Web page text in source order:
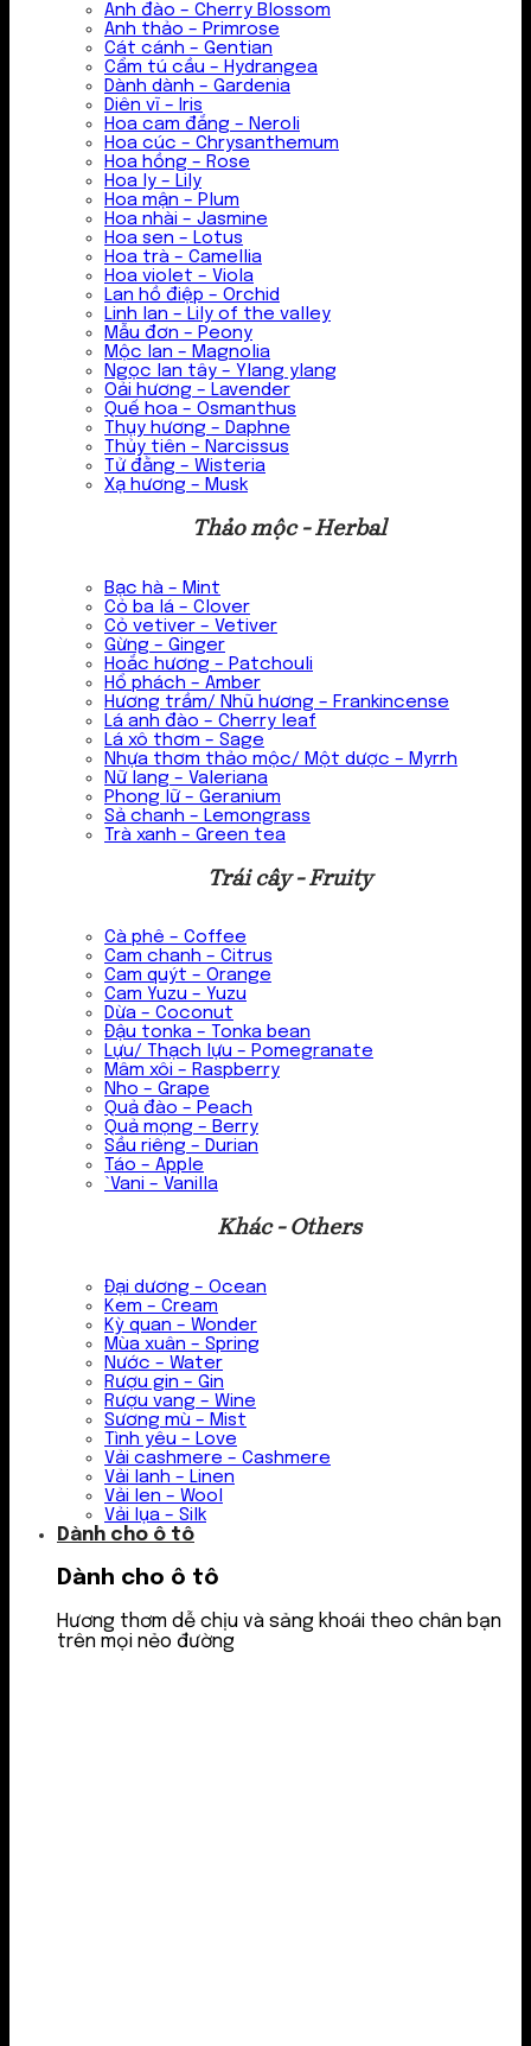
Anh đào – Cherry Blossom
Anh thảo – Primrose
Cát cánh – Gentian
Cẩm tú cầu – Hydrangea
Dành dành – Gardenia
Diên vĩ – Iris
Hoa cam đắng – Neroli
Hoa cúc – Chrysanthemum
Hoa hồng – Rose
Hoa ly – Lily
Hoa mận – Plum
Hoa nhài – Jasmine
Hoa sen – Lotus
Hoa trà – Camellia
Hoa violet – Viola
Lan hồ điệp – Orchid
Linh lan – Lily of the valley
Mẫu đơn – Peony
Mộc lan – Magnolia
Ngọc lan tây – Ylang ylang
Oải hương – Lavender
Quế hoa – Osmanthus
Thụy hương – Daphne
Thủy tiên – Narcissus
Tử đằng – Wisteria
Xạ hương – Musk
Thảo mộc - Herbal
Bạc hà – Mint
Cỏ ba lá – Clover
Cỏ vetiver – Vetiver
Gừng – Ginger
Hoắc hương – Patchouli
Hổ phách – Amber
Hương trầm/ Nhũ hương – Frankincense
Lá anh đào – Cherry leaf
Lá xô thơm – Sage
Nhựa thơm thảo mộc/ Một dược – Myrrh
Nữ lang – Valeriana
Phong lữ – Geranium
Sả chanh – Lemongrass
Trà xanh – Green tea
Trái cây - Fruity
Cà phê – Coffee
Cam chanh – Citrus
Cam quýt – Orange
Cam Yuzu – Yuzu
Dừa – Coconut
Đậu tonka – Tonka bean
Lựu/ Thạch lựu – Pomegranate
Mâm xôi – Raspberry
Nho – Grape
Quả đào – Peach
Quả mọng – Berry
Sầu riêng – Durian
Táo – Apple
`Vani – Vanilla
Khác - Others
Đại dương – Ocean
Kem – Cream
Kỳ quan – Wonder
Mùa xuân – Spring
Nước – Water
Rượu gin – Gin
Rượu vang – Wine
Sương mù – Mist
Tình yêu – Love
Vải cashmere – Cashmere
Vải lanh – Linen
Vải len – Wool
Vải lụa – Silk
Dành cho ô tô
Dành cho ô tô
Hương thơm dễ chịu và sảng khoái theo chân bạn
trên mọi nẻo đường